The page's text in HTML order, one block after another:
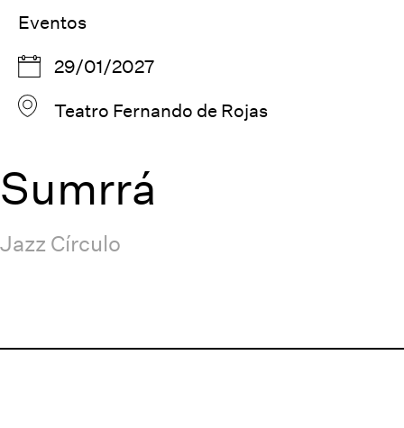
Eventos
29/01/2027
Teatro Fernando de Rojas
Sumrrá
Jazz Círculo